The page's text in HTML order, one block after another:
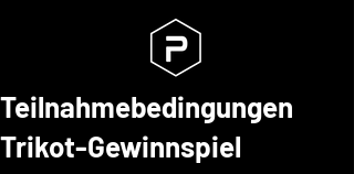
Teilnahmebedingungen
Trikot-Gewinnspiel